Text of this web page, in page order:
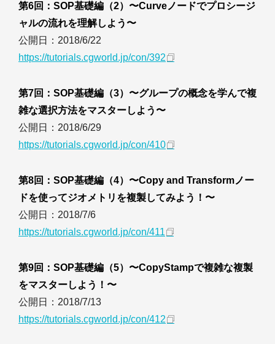
第6回：SOP基礎編（2）〜Curveノードでプロシージ
ャルの流れを理解しよう〜
公開日：2018/6/22
https://tutorials.cgworld.jp/con/392
第7回：SOP基礎編（3）〜グループの概念を学んで複
雑な選択方法をマスターしよう〜
公開日：2018/6/29
https://tutorials.cgworld.jp/con/410
第8回：SOP基礎編（4）〜Copy and Transformノー
ドを使ってジオメトリを複製してみよう！〜
公開日：2018/7/6
https://tutorials.cgworld.jp/con/411
第9回：SOP基礎編（5）〜CopyStampで複雑な複製
をマスターしよう！〜
公開日：2018/7/13
https://tutorials.cgworld.jp/con/412